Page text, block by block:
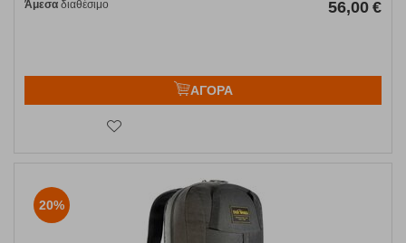
Άμεσα διαθέσιμο 56,00 €
ΑΓΟΡΑ
20%